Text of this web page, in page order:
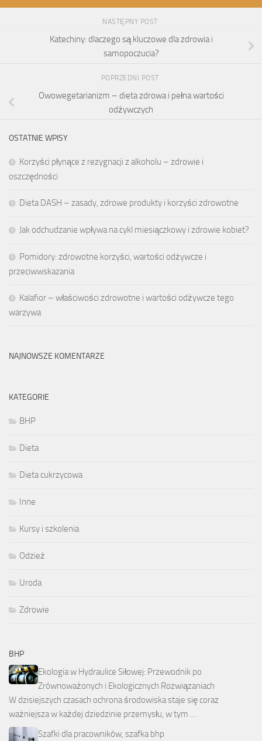
NASTĘPNY POST
Katechiny: dlaczego są kluczowe dla zdrowia i
samopoczucia?
POPRZEDNI POST
Owowegetarianizm – dieta zdrowa i pełna wartości
odżywczych
OSTATNIE WPISY
Korzyści płynące z rezygnacji z alkoholu – zdrowie i
oszczędności
Dieta DASH – zasady, zdrowe produkty i korzyści zdrowotne
Jak odchudzanie wpływa na cykl miesiączkowy i zdrowie kobiet?
Pomidory: zdrowotne korzyści, wartości odżywcze i
przeciwwskazania
Kalafior – właściwości zdrowotne i wartości odżywcze tego
warzywa
NAJNOWSZE KOMENTARZE
KATEGORIE
BHP
Dieta
Dieta cukrzycowa
Inne
Kursy i szkolenia
Odzież
Uroda
Zdrowie
BHP
Ekologia w Hydraulice Siłowej: Przewodnik po
Zrównoważonych i Ekologicznych Rozwiązaniach
W dzisiejszych czasach ochrona środowiska staje się coraz
ważniejsza w każdej dziedzinie przemysłu, w tym …
Szafki dla pracowników, szafka bhp